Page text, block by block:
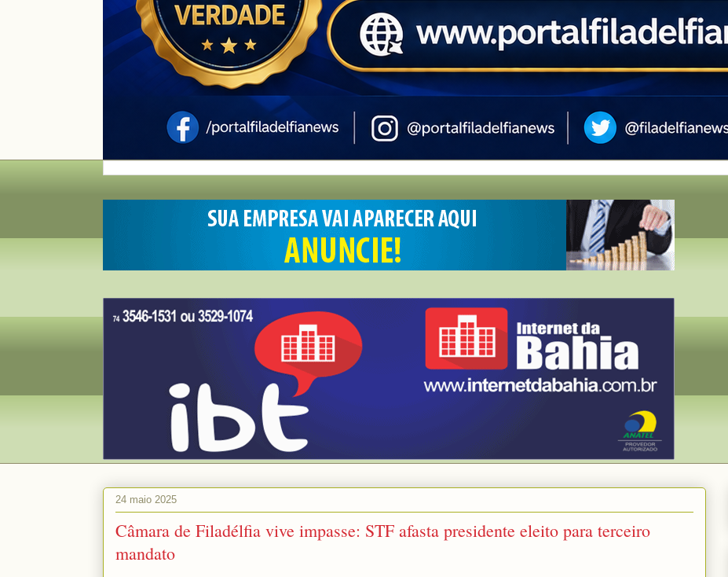
24 maio 2025
Câmara de Filadélfia vive impasse: STF afasta presidente eleito para terceiro
mandato